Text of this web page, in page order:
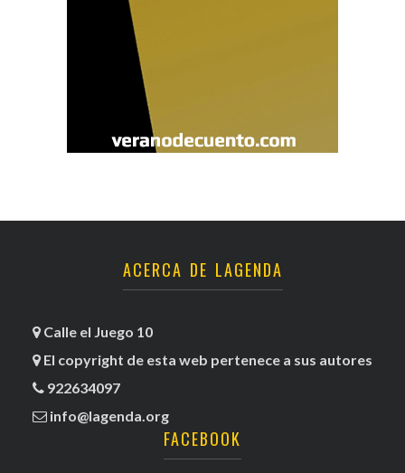
ACERCA DE LAGENDA
Calle el Juego 10
El copyright de esta web pertenece a sus autores
922634097
info@lagenda.org
FACEBOOK